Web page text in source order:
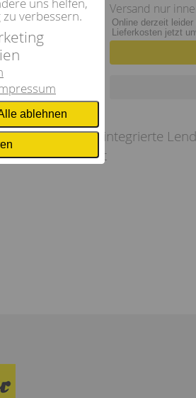
verbessern.
ablehnen
Versand nur
Online derzeit
Lieferkosten jetzt
3D Oberfläche, integrierte
trocknergeeignet